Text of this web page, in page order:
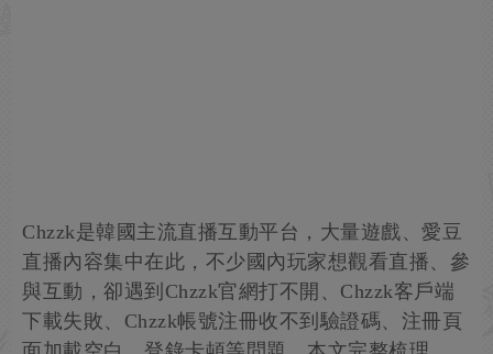
Chzzk是韓國主流直播互動平台，大量遊戲、愛豆
直播內容集中在此，不少國內玩家想觀看直播、參
與互動，卻遇到Chzzk官網打不開、Chzzk客戶端
下載失敗、Chzzk帳號注冊收不到驗證碼、注冊頁